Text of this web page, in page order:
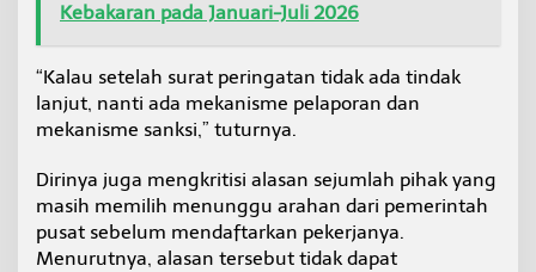
Kebakaran pada Januari-Juli 2026
“Kalau setelah surat peringatan tidak ada tindak
lanjut, nanti ada mekanisme pelaporan dan
mekanisme sanksi,” tuturnya.
Dirinya juga mengkritisi alasan sejumlah pihak yang
masih memilih menunggu arahan dari pemerintah
pusat sebelum mendaftarkan pekerjanya.
Menurutnya, alasan tersebut tidak dapat